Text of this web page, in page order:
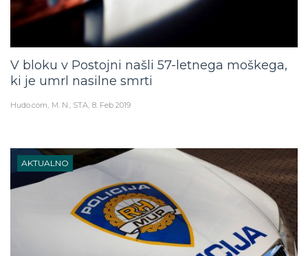
V bloku v Postojni našli 57-letnega moškega,
ki je umrl nasilne smrti
Hudo.com M. N., STA 8. Feb 2019
AKTUALNO